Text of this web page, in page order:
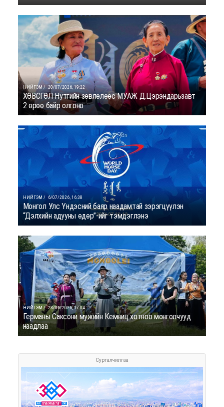
НИЙГЭМ / 20/07/2026, 19:22
ХӨВСГӨЛ Нутгийн зөвлөлөөс МУАЖ Д.Цэрэндарьзавт
2 өрөө байр олгоно
НИЙГЭМ / 6/07/2026, 16:38
Монгол Улс Үндэсний баяр наадамтай зэрэгцүүлэн
“Дэлхийн адууны өдөр”-ийг тэмдэглэнэ
НИЙГЭМ / 23/06/2026, 17:04
Германы Саксони мужийн Кемниц хотноо монголчууд
наадлаа
Сурталчилгаа